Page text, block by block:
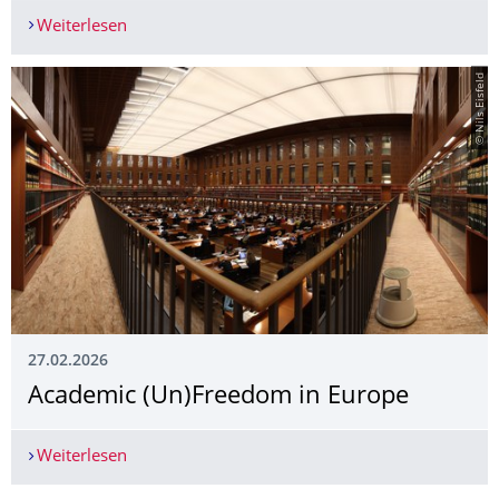
Weiterlesen
© Nils Eisfeld
27.02.2026
Academic (Un)Freedom in Europe
Weiterlesen